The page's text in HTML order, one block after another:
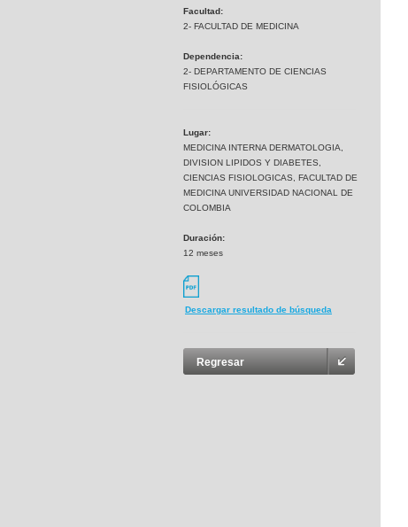
Facultad:
2- FACULTAD DE MEDICINA
Dependencia:
2- DEPARTAMENTO DE CIENCIAS
FISIOLÓGICAS
Lugar:
MEDICINA INTERNA DERMATOLOGIA,
DIVISION LIPIDOS Y DIABETES,
CIENCIAS FISIOLOGICAS, FACULTAD DE
MEDICINA UNIVERSIDAD NACIONAL DE
COLOMBIA
Duración:
12 meses
Descargar resultado de búsqueda
Regresar